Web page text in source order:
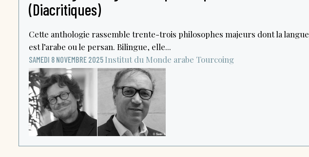
(Diacritiques)
Cette anthologie rassemble trente-trois philosophes majeurs dont la langue
est l’arabe ou le persan. Bilingue, elle...
SAMEDI 8 NOVEMBRE 2025 Institut du Monde arabe Tourcoing